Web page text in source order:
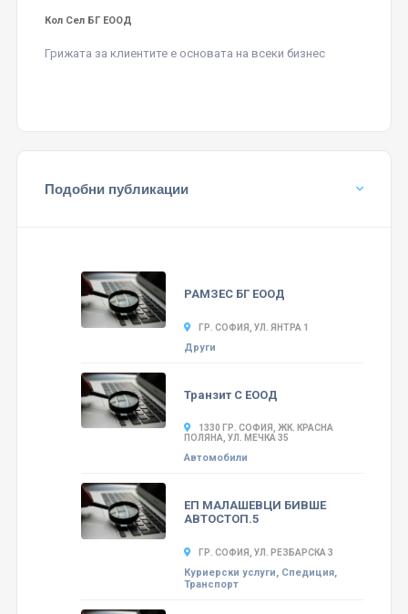
Кол Сел БГ ЕООД
Грижата за клиентите е основата на всеки бизнес
Подобни публикации
РАМЗЕС БГ ЕООД
ГР. СОФИЯ, УЛ. ЯНТРА 1
Други
Транзит С ЕООД
1330 ГР. СОФИЯ, ЖК. КРАСНА
ПОЛЯНА, УЛ. МЕЧКА 35
Автомобили
ЕП МАЛАШЕВЦИ БИВШЕ
АВТОСТОП.5
ГР. СОФИЯ, УЛ. РЕЗБАРСКА 3
Куриерски услуги, Спедиция,
Транспорт